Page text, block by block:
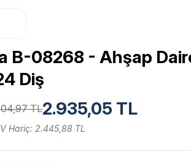
B-08268 - Ahşap
Diş
TL2.935,05 TL
Hariç: 2.445,88 TL